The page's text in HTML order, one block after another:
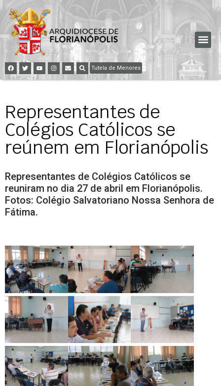
Tutela de Menores
Representantes de
Colégios Católicos se
reúnem em Florianópolis
Representantes de Colégios Católicos se
reuniram no dia 27 de abril em Florianópolis.
Fotos: Colégio Salvatoriano Nossa Senhora de
Fátima.